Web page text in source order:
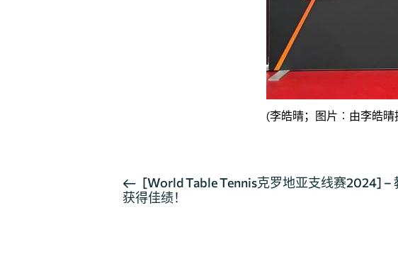
(李皓晴；图片︰由李皓晴
活
动
[World Table Tennis克罗地亚支线赛2024] –
获得佳绩！